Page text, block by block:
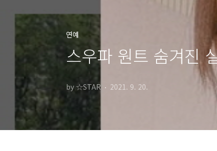
연예
스우파 원트 숨겨진
by ☆STAR 2021. 9. 20.